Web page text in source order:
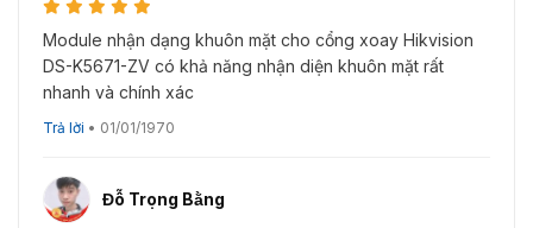
cổng xoay khác nhau trên thị trường, bao gồm:
Cổng xoay 3 càng: Ứng dụng nhiều tại văn phòng,
toàn nhà, trường học…
Cổng xoay tự động: Hỗ trợ tạo hệ thống kiểm soát ra
vào tự động 100%
Module nhận dạng khuôn mặt cho cổng xoay Hikvision
DS-K5671-ZV có khả năng nhận diện khuôn mặt rất
nhanh và chính xác
Trả lời • 01/01/1970
Đỗ Trọng Bằng